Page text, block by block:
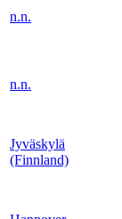
n.n.
n.n.
Jyväskylä
(Finnland)